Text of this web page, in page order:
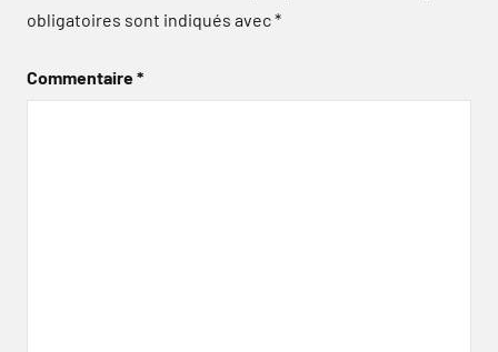
obligatoires sont indiqués avec*
Commentaire*